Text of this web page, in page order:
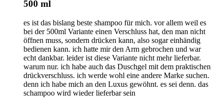
500 ml
es ist das bislang beste shampoo für mich. vor allem weil es
bei der 500ml Variante einen Verschluss hat, den man nicht
öffnen muss, sondern drücken kann, also sogar einhändig
bedienen kann. ich hatte mir den Arm gebrochen und war
echt dankbar. leider ist diese Variante nicht mehr lieferbar.
warum nur. ich habe auch das Duschgel mit dem praktischen
drückverschluss. ich werde wohl eine andere Marke suchen.
denn ich habe mich an den Luxus gewöhnt. es sei denn. das
schampoo wird wieder lieferbar sein